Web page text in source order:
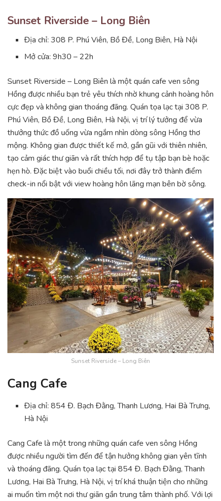
Sunset Riverside – Long Biên
Địa chỉ: 308 P. Phú Viên, Bồ Đề, Long Biên, Hà Nội
Mở cửa: 9h30 – 22h
Sunset Riverside – Long Biên là một quán cafe ven sông
Hồng được nhiều bạn trẻ yêu thích nhờ khung cảnh hoàng hôn
cực đẹp và không gian thoáng đãng. Quán tọa lạc tại 308 P.
Phú Viên, Bồ Đề, Long Biên, Hà Nội, vị trí lý tưởng để vừa
thưởng thức đồ uống vừa ngắm nhìn dòng sông Hồng thơ
mộng. Không gian được thiết kế mở, gần gũi với thiên nhiên,
tạo cảm giác thư giãn và rất thích hợp để tụ tập bạn bè hoặc
hẹn hò. Đặc biệt vào buổi chiều tối, nơi đây trở thành điểm
check-in nổi bật với view hoàng hôn lãng mạn bên bờ sông.
Sunset Riverside – Long Biên
Cang Cafe
Địa chỉ: 854 Đ. Bạch Đằng, Thanh Lương, Hai Bà Trưng,
Hà Nội
Cang Cafe là một trong những quán cafe ven sông Hồng
được nhiều người tìm đến để tận hưởng không gian yên tĩnh
và thoáng đãng. Quán tọa lạc tại 854 Đ. Bạch Đằng, Thanh
Lương, Hai Bà Trưng, Hà Nội, vị trí khá thuận tiện cho những
ai muốn tìm một nơi thư giãn gần trung tâm thành phố. Với lợi